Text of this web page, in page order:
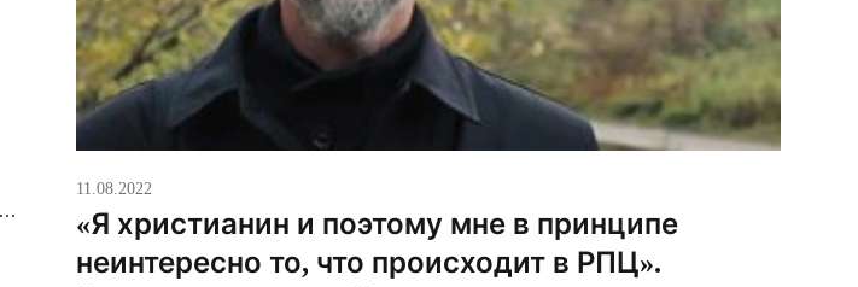
11.08.2022
«Я христианин и поэтому мне в принципе
неинтересно то, что происходит в РПЦ».